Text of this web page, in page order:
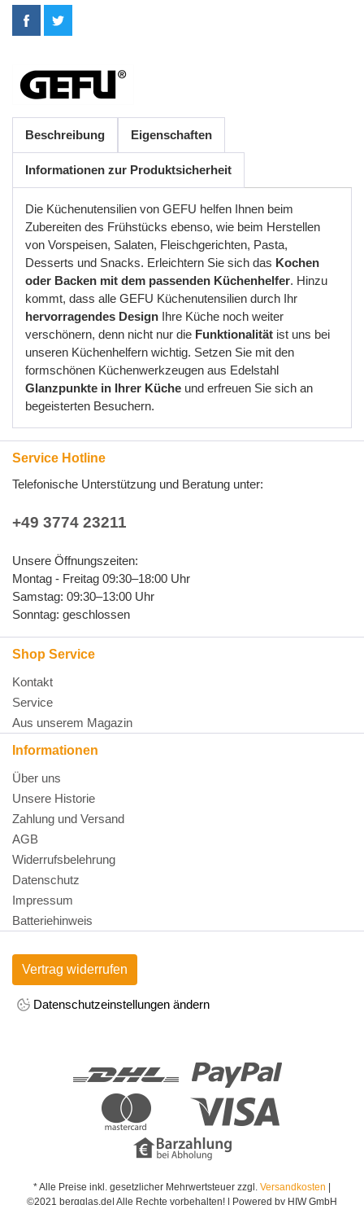
Beschreibung Eigenschaften
Informationen zur Produktsicherheit
Die Küchenutensilien von GEFU helfen Ihnen beim
Zubereiten des Frühstücks ebenso, wie beim Herstellen
von Vorspeisen, Salaten, Fleischgerichten, Pasta,
Desserts und Snacks. Erleichtern Sie sich das Kochen
oder Backen mit dem passenden Küchenhelfer. Hinzu
kommt, dass alle GEFU Küchenutensilien durch Ihr
hervorragendes Design Ihre Küche noch weiter
verschönern, denn nicht nur die Funktionalität ist uns bei
unseren Küchenhelfern wichtig. Setzen Sie mit den
formschönen Küchenwerkzeugen aus Edelstahl
Glanzpunkte in Ihrer Küche und erfreuen Sie sich an
begeisterten Besuchern.
Service Hotline
Telefonische Unterstützung und Beratung unter:
+49 3774 23211
Unsere Öffnungszeiten:
Montag - Freitag 09:30–18:00 Uhr
Samstag: 09:30–13:00 Uhr
Sonntag: geschlossen
Shop Service
Kontakt
Service
Aus unserem Magazin
Informationen
Über uns
Unsere Historie
Zahlung und Versand
AGB
Widerrufsbelehrung
Datenschutz
Impressum
Batteriehinweis
Vertrag widerrufen
Datenschutzeinstellungen ändern
* Alle Preise inkl. gesetzlicher Mehrwertsteuer zzgl. Versandkosten |
©2021 bergglas.de| Alle Rechte vorbehalten! | Powered by HIW GmbH